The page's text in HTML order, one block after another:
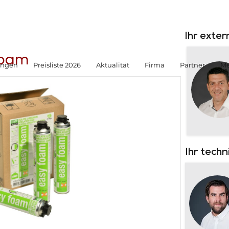
Preisliste 2026 Aktualität Firma Partner
Ihr
Ihr